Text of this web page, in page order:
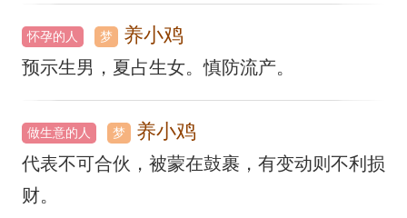
怀孕的人 梦 养小鸡
预示生男，夏占生女。慎防流产。
做生意的人 梦 养小鸡
代表不可合伙，被蒙在鼓裹，有变动则不利损
财。